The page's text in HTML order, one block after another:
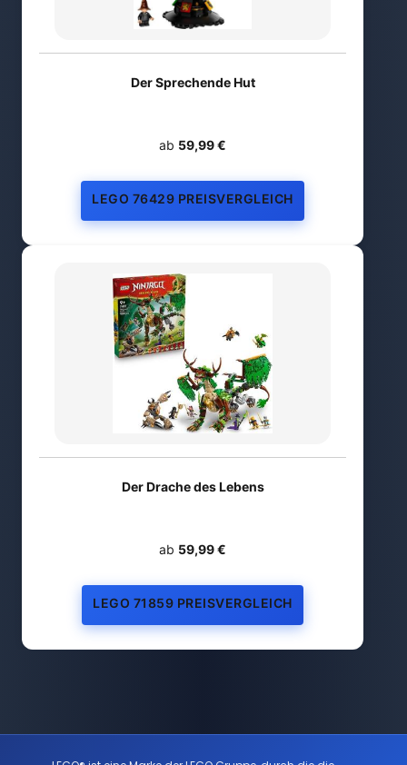
Der Sprechende Hut
ab 59,99 €
LEGO 76429 PREISVERGLEICH
Der Drache des Lebens
ab 59,99 €
LEGO 71859 PREISVERGLEICH